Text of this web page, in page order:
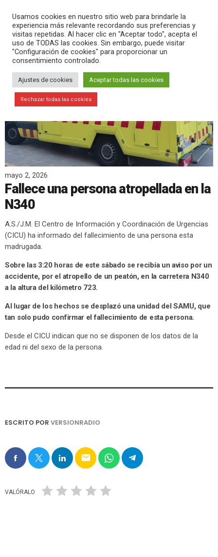
search menu pause PLAY
mayo 2, 2026
Fallece una persona atropellada en la
N340
A.S./J.M. El Centro de Información y Coordinación de Urgencias
(CICU) ha informado del fallecimiento de una persona esta
madrugada.
Sobre las 3:20 horas de este sábado se recibía un aviso por un
accidente, por el atropello de un peatón, en la carretera N340
a la altura del kilómetro 723.
Al lugar de los hechos se desplazó una unidad del SAMU, que
tan solo pudo confirmar el fallecimiento de esta persona.
Desde el CICU indican que no se disponen de los datos de la
edad ni del sexo de la persona.
ESCRITO POR VERSIONRADIO
email
VALÓRALO
Usamos cookies en nuestro sitio web para brindarle la
experiencia más relevante recordando sus preferencias y
visitas repetidas. Al hacer clic en "Aceptar todo", acepta el
uso de TODAS las cookies. Sin embargo, puede visitar
"Configuración de cookies" para proporcionar un
consentimiento controlado.
Ajustes de cookies Aceptar todas las cookies
Rechazar todas las cookies